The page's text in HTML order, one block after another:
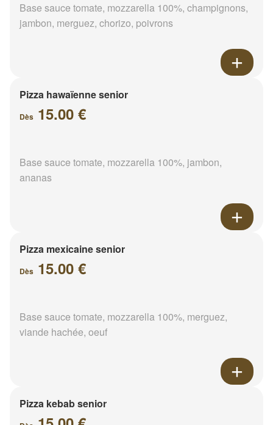
Base sauce tomate, mozzarella 100%, champignons,
jambon, merguez, chorizo, poivrons
Pizza hawaïenne senior
Dès 15.00 €
Base sauce tomate, mozzarella 100%, jambon,
ananas
Pizza mexicaine senior
Dès 15.00 €
Base sauce tomate, mozzarella 100%, merguez,
viande hachée, oeuf
Pizza kebab senior